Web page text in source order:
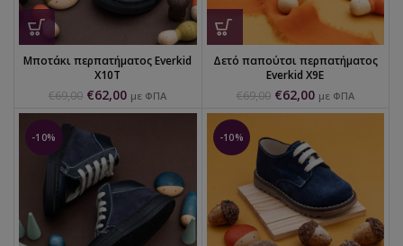
Μποτάκι περπατήματος Everkid
X10T
€69,00 €62,00 με ΦΠΑ
Δετό παπούτσι περπατήματος
Everkid X9E
€69,00 €62,00 με ΦΠΑ
-10% -10%